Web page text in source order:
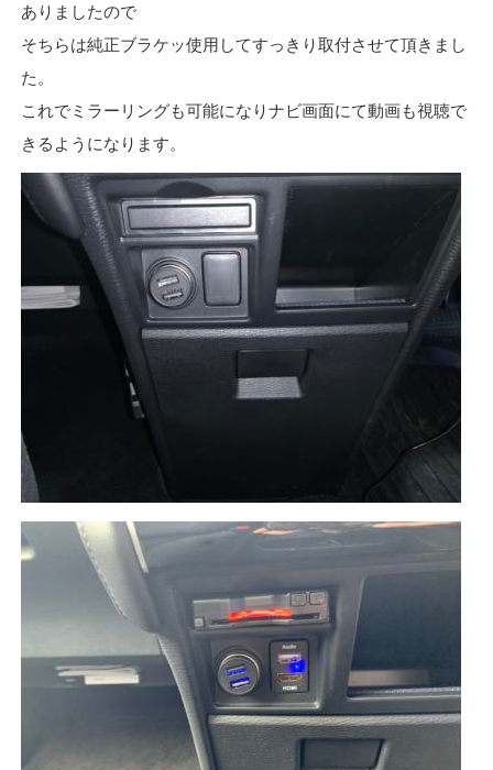
ありましたので
そちらは純正ブラケッ使用してすっきり取付させて頂きまし
た。
これでミラーリングも可能になりナビ画面にて動画も視聴で
きるようになります。